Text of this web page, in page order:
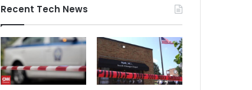
Recent Tech News